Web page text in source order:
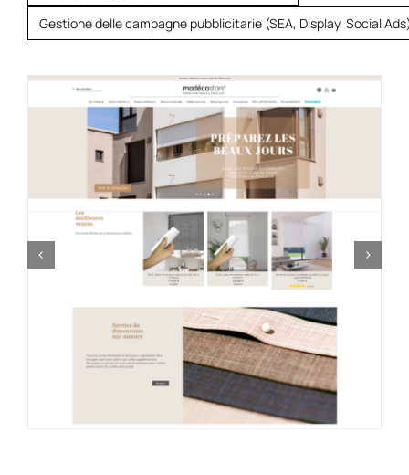
Gestione delle campagne pubblicitarie (SEA, Display, Social